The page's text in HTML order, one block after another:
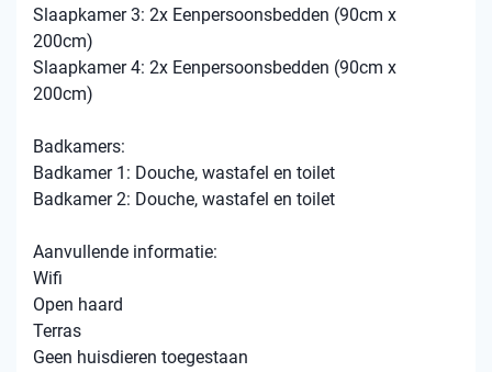
Slaapkamer 3: 2x Eenpersoonsbedden (90cm x
200cm)
Slaapkamer 4: 2x Eenpersoonsbedden (90cm x
200cm)
Badkamers:
Badkamer 1: Douche, wastafel en toilet
Badkamer 2: Douche, wastafel en toilet
Aanvullende informatie:
Wifi
Open haard
Terras
Geen huisdieren toegestaan